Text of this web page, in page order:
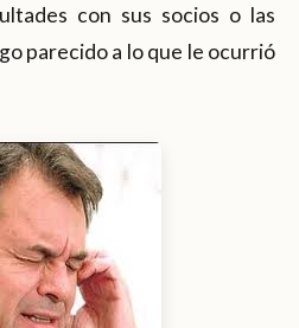
con sus socios o las
parecido a lo que le ocurrió